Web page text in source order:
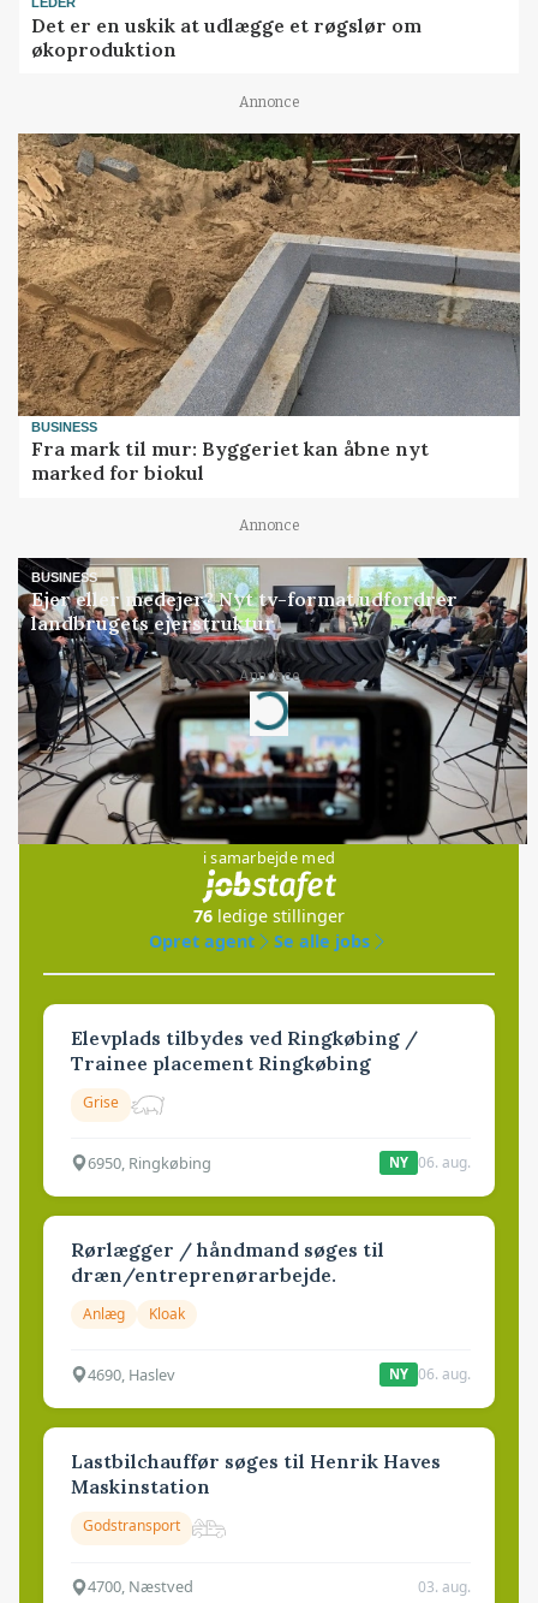
LEDER
Det er en uskik at udlægge et røgslør om
økoproduktion
Annonce
BUSINESS
Fra mark til mur: Byggeriet kan åbne nyt
marked for biokul
Annonce
BUSINESS
Ejer eller medejer? Nyt tv-format udfordrer
landbrugets ejerstruktur
Annonce
Loading...
Jobs
i samarbejde med
76 ledige stillinger
Opret agent
Se alle jobs
Elevplads tilbydes ved Ringkøbing /
Trainee placement Ringkøbing
Grise
6950, Ringkøbing NY 06. aug.
Rørlægger / håndmand søges til
dræn/entreprenørarbejde.
Anlæg Kloak
4690, Haslev NY 06. aug.
Lastbilchauffør søges til Henrik Haves
Maskinstation
Godstransport
4700, Næstved 03. aug.